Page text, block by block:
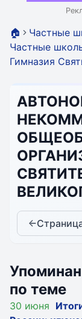
🏠
Частные
Частные
Гимназия
по теме
30 июня